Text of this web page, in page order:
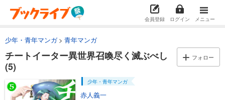
会員登録 ログイン メニュー
少年・青年マンガ 青年マンガ
チートイーター異世界召喚尽く滅ぶべし
(5)
フォロー
少年・青年マンガ
赤人義一